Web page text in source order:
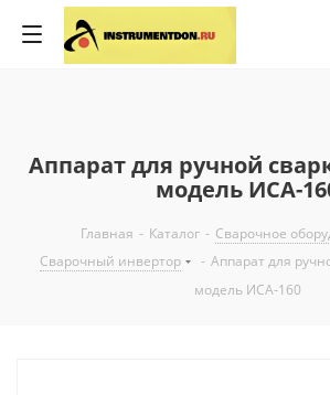
Аппарат для ручной
модель ИСА-
Главная - Каталог - Сварочное
Сварочный инвертор
- Аппарат для
модель ИСА-160